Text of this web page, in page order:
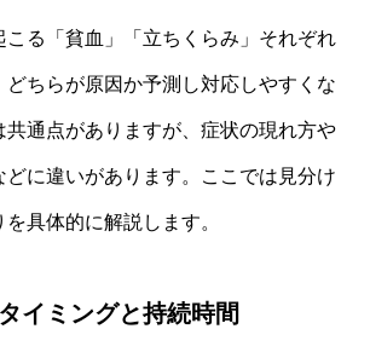
こる「貧血」「立ちくらみ」それぞれ
どちらが原因か予測し対応しやすくな
共通点がありますが、症状の現れ方や
どに違いがあります。ここでは見分け
具体的に解説します。
イミングと持続時間